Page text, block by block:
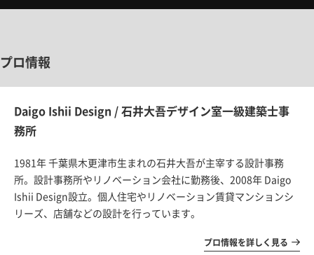
プロ情報
Daigo Ishii Design / 石井大吾デザイン室一級建築士事
務所
1981年 千葉県木更津市生まれの石井大吾が主宰する設計事務
所。設計事務所やリノベーション会社に勤務後、2008年 Daigo
Ishii Design設立。個人住宅やリノベーション賃貸マンションシ
リーズ、店舗などの設計を行っています。
プロ情報を詳しく見る